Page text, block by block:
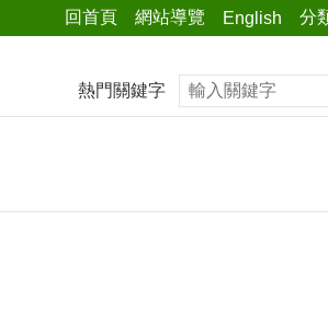
回首頁 網站導覽 English 分
熱門關鍵字